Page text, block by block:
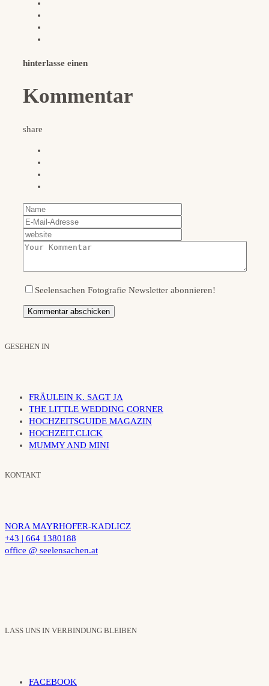
hinterlasse einen
Kommentar
share
Seelensachen Fotografie Newsletter abonnieren!
GESEHEN IN
FRÄULEIN K. SAGT JA
THE LITTLE WEDDING CORNER
HOCHZEITSGUIDE MAGAZIN
HOCHZEIT.CLICK
MUMMY AND MINI
KONTAKT
NORA MAYRHOFER-KADLICZ
+43 | 664 1380188
office @ seelensachen.at
LASS UNS IN VERBINDUNG BLEIBEN
FACEBOOK